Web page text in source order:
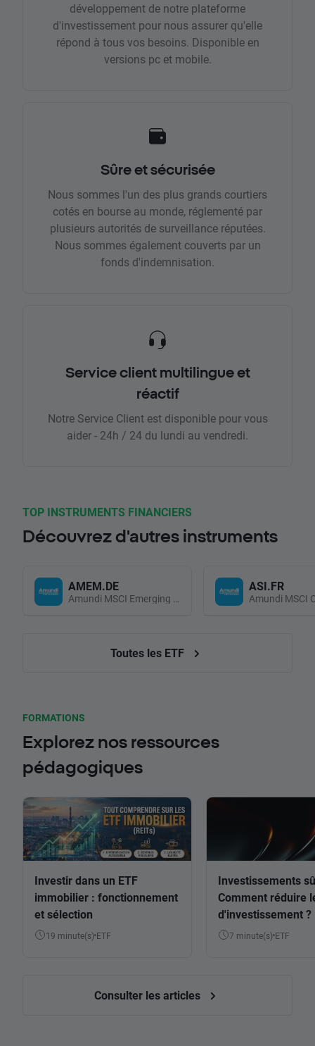
développement de notre plateforme
d'investissement pour nous assurer qu'elle
répond à tous vos besoins. Disponible en
versions pc et mobile.
Sûre et sécurisée
Nous sommes l'un des plus grands courtiers
cotés en bourse au monde, réglementé par
plusieurs autorités de surveillance réputées.
Nous sommes également couverts par un
fonds d'indemnisation.
Service client multilingue et
réactif
Notre Service Client est disponible pour vous
aider - 24h / 24 du lundi au vendredi.
TOP INSTRUMENTS FINANCIERS
Découvrez d'autres instruments
AMEM.DE
Amundi MSCI Emerging Markets UCITS (Acc EUR)
ASI.FR
Toutes les ETF
FORMATIONS
Explorez nos ressources
pédagogiques
Investir dans un ETF
immobilier : fonctionnement
et sélection
19 minute(s) ETF
Investissements
Comment réduire
d'investissement ?
7 minute(s) ETF
Consulter les articles